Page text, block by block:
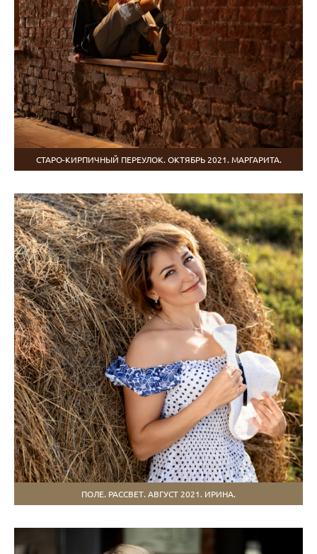
СТАРО-КИРПИЧНЫЙ ПЕРЕУЛОК. ОКТЯБРЬ 2021. МАРГАРИТА.
ПОЛЕ. РАССВЕТ. АВГУСТ 2021. ИРИНА.